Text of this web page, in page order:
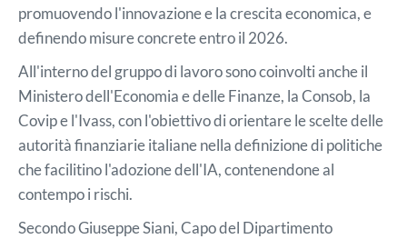
promuovendo l'innovazione e la crescita economica, e
definendo misure concrete entro il 2026.​
All'interno del gruppo di lavoro sono coinvolti anche il
Ministero dell'Economia e delle Finanze, la Consob, la
Covip e l'Ivass, con l'obiettivo di orientare le scelte delle
autorità finanziarie italiane nella definizione di politiche
che facilitino l'adozione dell'IA, contenendone al
contempo i rischi.​
Secondo Giuseppe Siani, Capo del Dipartimento